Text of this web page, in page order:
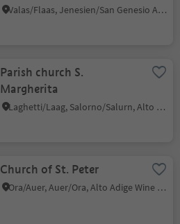
Valas/Flaas, Jenesien/San Genesio Atesino, Bolzano/Bozen and environs
Parish church S.
Margherita
Laghetti/Laag, Salorno/Salurn, Alto Adige Wine Road
Church of St. Peter
Ora/Auer, Auer/Ora, Alto Adige Wine Road